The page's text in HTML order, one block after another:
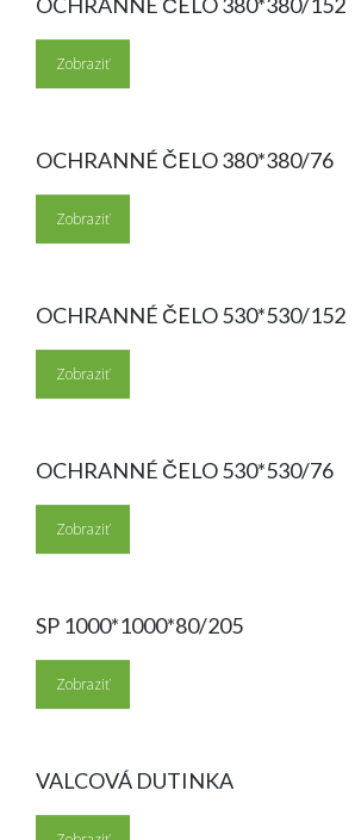
Zobraziť
OCHRANNÉ ČELO 380*380/76
Zobraziť
OCHRANNÉ ČELO 530*530/152
Zobraziť
OCHRANNÉ ČELO 530*530/76
Zobraziť
SP 1000*1000*80/205
Zobraziť
VALCOVÁ DUTINKA